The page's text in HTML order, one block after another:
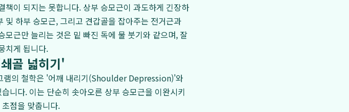
이 되지는 못합니다. 상부 승모근이 과도하게 긴장하
하부 승모근, 그리고 견갑골을 잡아주는 전거근과
근만 늘리는 것은 밑 빠진 독에 물 붓기와 같으며, 잘
치게 됩니다.
골 넓히기'
램의 철학은 '어깨 내리기(Shoulder Depression)'와
다. 이는 단순히 솟아오른 상부 승모근을 이완시키
점을 맞춥니다.